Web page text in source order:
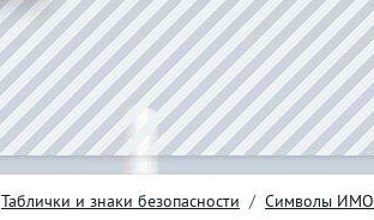
Таблички и знаки безопасности / Символы ИМО